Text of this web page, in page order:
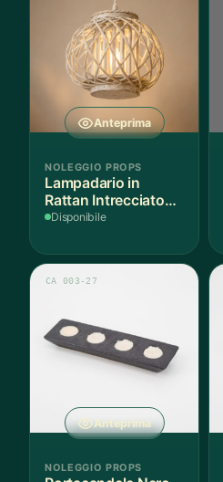
Anteprima
NOLEGGIO PROPS
Lampadario in
Rattan Intrecciato
Bianco
Disponibile
Anteprima
CA 003-27
NOLEGGIO PROPS